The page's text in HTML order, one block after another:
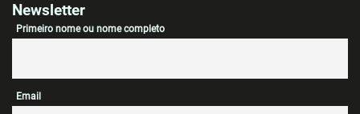
Newsletter
Primeiro nome ou nome completo
Email